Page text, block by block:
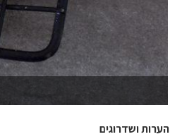
הערות ושדרוגים